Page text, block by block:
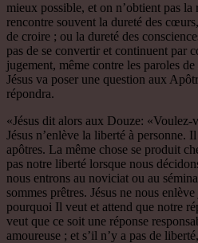
mieux possible, et on n’obtient pas la
rencontre souvent la dureté des
de croire ; ou la dureté des
pas de se convertir et continuent par
jugement, même contre les paroles
Jésus va poser une question aux
répondra.
«Jésus dit alors aux Douze: «Voulez-
Jésus n’enlève la liberté à personne.
apôtres. La même chose se produit
pas notre liberté lorsque nous
nous entrons au noviciat ou au
sommes prêtres. Jésus ne nous
pourquoi Il veut et attend que notre
veut que ce soit une réponse
amoureuse ; et s’il n’y a pas de